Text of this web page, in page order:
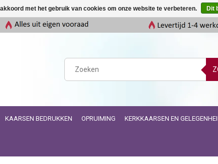
KAARSEN BEDRUKKEN OPRUIMING KERKKAARSEN EN
met het gebruik van cookies om onze website te verbeteren. Dit